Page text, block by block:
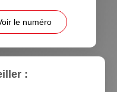
le numéro
: